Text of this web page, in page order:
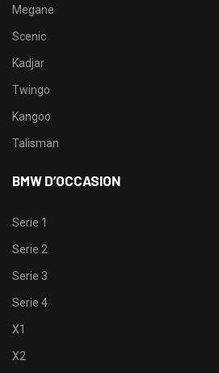
Megane
Scenic
Kadjar
Twingo
Kangoo
Talisman
BMW D’OCCASION
Serie 1
Serie 2
Serie 3
Serie 4
X1
X2